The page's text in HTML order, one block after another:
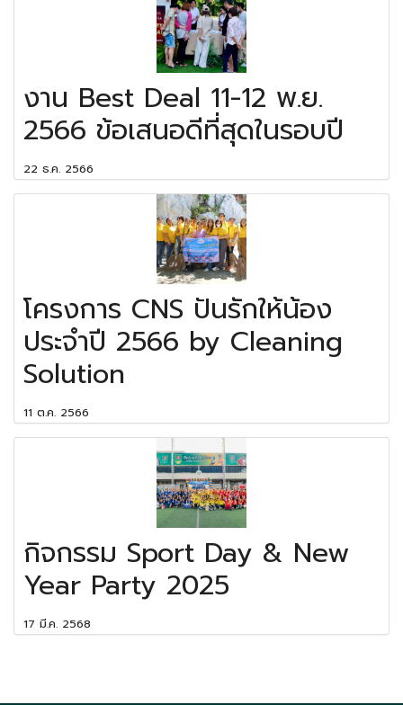
งาน Best Deal 11-12 พ.ย.
2566 ข้อเสนอดีที่สุดในรอบปี
22 ธ.ค. 2566
โครงการ CNS ปันรักให้น้อง
ประจำปี 2566 by Cleaning
Solution
11 ต.ค. 2566
กิจกรรม Sport Day & New
Year Party 2025
17 มี.ค. 2568